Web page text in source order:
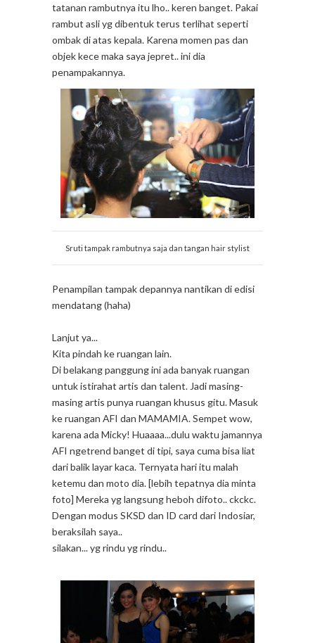
tatanan rambutnya itu lho.. keren banget. Pakai
rambut asli yg dibentuk terus terlihat seperti
ombak di atas kepala. Karena momen pas dan
objek kece maka saya jepret.. ini dia
penampakannya.
Sruti tampak rambutnya saja dan tangan hair stylist
Penampilan tampak depannya nantikan di edisi
mendatang (haha)
Lanjut ya...
Kita pindah ke ruangan lain.
Di belakang panggung ini ada banyak ruangan
untuk istirahat artis dan talent. Jadi masing-
masing artis punya ruangan khusus gitu. Masuk
ke ruangan AFI dan MAMAMIA. Sempet wow,
karena ada Micky! Huaaaa...dulu waktu jamannya
AFI ngetrend banget di tipi, saya cuma bisa liat
dari balik layar kaca. Ternyata hari itu malah
ketemu dan moto dia. [lebih tepatnya dia minta
foto] Mereka yg langsung heboh difoto.. ckckc.
Dengan modus SKSD dan ID card dari Indosiar,
beraksilah saya..
silakan... yg rindu yg rindu..